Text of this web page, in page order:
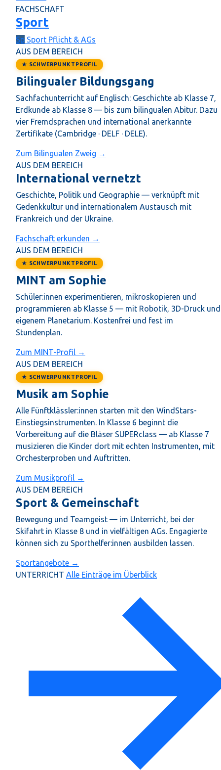
FACHSCHAFT
Sport
Sp Sport Pflicht & AGs
AUS DEM BEREICH
★ SCHWERPUNKTPROFIL
Bilingualer Bildungsgang
Sachfachunterricht auf Englisch: Geschichte ab Klasse 7,
Erdkunde ab Klasse 8 — bis zum bilingualen Abitur. Dazu
vier Fremdsprachen und international anerkannte
Zertifikate (Cambridge · DELF · DELE).
Zum Bilingualen Zweig →
AUS DEM BEREICH
International vernetzt
Geschichte, Politik und Geographie — verknüpft mit
Gedenkkultur und internationalem Austausch mit
Frankreich und der Ukraine.
Fachschaft erkunden →
AUS DEM BEREICH
★ SCHWERPUNKTPROFIL
MINT am Sophie
Schüler:innen experimentieren, mikroskopieren und
programmieren ab Klasse 5 — mit Robotik, 3D-Druck und
eigenem Planetarium. Kostenfrei und fest im
Stundenplan.
Zum MINT-Profil →
AUS DEM BEREICH
★ SCHWERPUNKTPROFIL
Musik am Sophie
Alle Fünftklässler:innen starten mit den WindStars-
Einstiegsinstrumenten. In Klasse 6 beginnt die
Vorbereitung auf die Bläser SUPERclass — ab Klasse 7
musizieren die Kinder dort mit echten Instrumenten, mit
Orchesterproben und Auftritten.
Zum Musikprofil →
AUS DEM BEREICH
Sport & Gemeinschaft
Bewegung und Teamgeist — im Unterricht, bei der
Skifahrt in Klasse 8 und in vielfältigen AGs. Engagierte
können sich zu Sporthelfer:innen ausbilden lassen.
Sportangebote →
UNTERRICHT Alle Einträge im Überblick